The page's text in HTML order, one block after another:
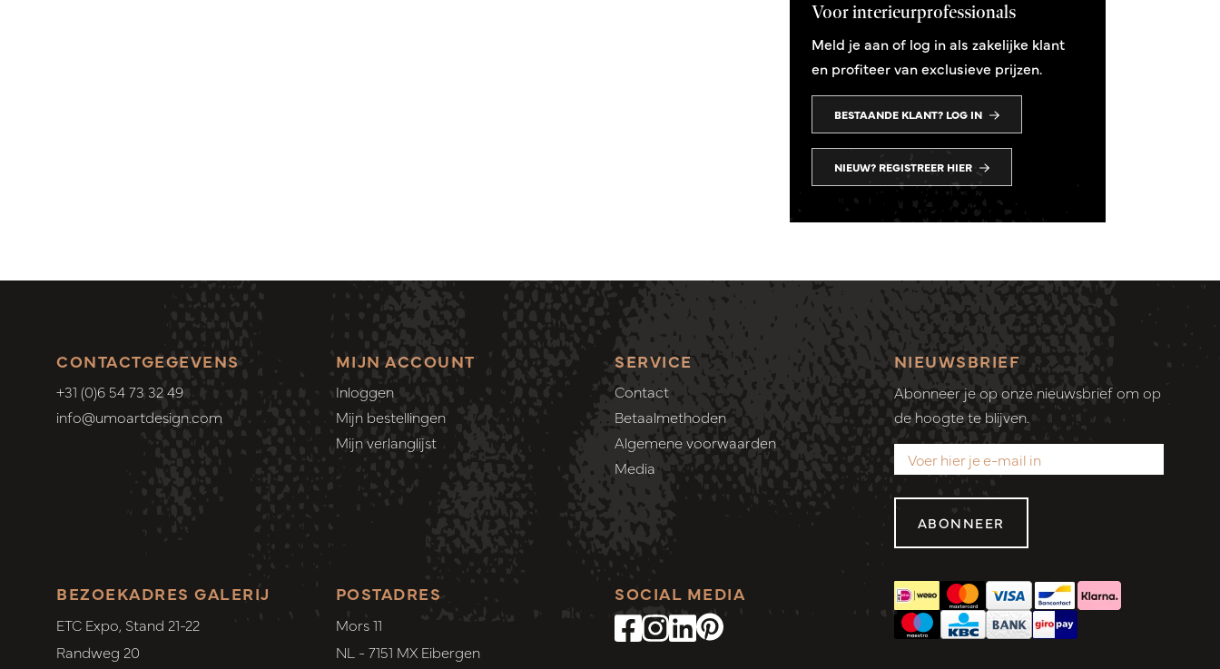
Voor interieurprofessionals
Meld je aan of log in als zakelijke klant
en profiteer van exclusieve prijzen.
BESTAANDE KLANT? LOG IN
NIEUW? REGISTREER HIER
CONTACTGEGEVENS
+31 (0)6 54 73 32 49
info@umoartdesign.com
MIJN ACCOUNT
Inloggen
Mijn bestellingen
Mijn verlanglijst
SERVICE
Contact
Betaalmethoden
Algemene voorwaarden
Media
SOCIAL MEDIA
POSTADRES
Mors 11
NL - 7151 MX Eibergen
BEZOEKADRES GALERIJ
ETC Expo, Stand 21-22
Randweg 20
NIEUWSBRIEF
Abonneer je op onze nieuwsbrief om op
de hoogte te blijven.
ABONNEER